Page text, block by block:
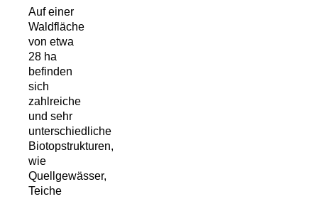
Auf einer
Waldfläche
von etwa
28 ha
befinden
sich
zahlreiche
und sehr
unterschiedliche
Biotopstrukturen,
wie
Quellgewässer,
Teiche